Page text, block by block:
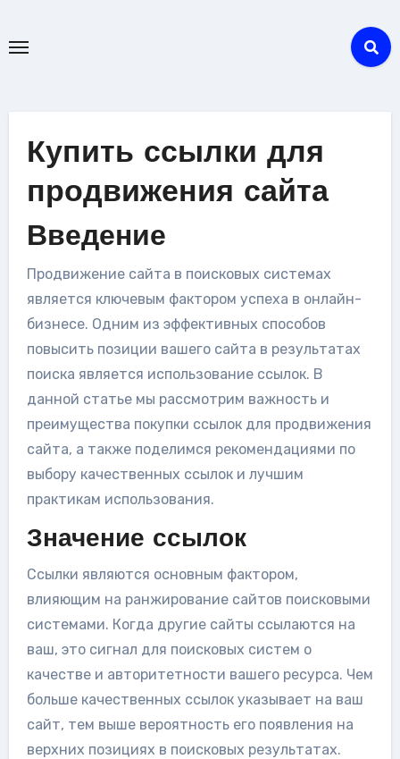
Купить ссылки для
продвижения сайта
Введение
Продвижение сайта в поисковых системах
является ключевым фактором успеха в онлайн-
бизнесе. Одним из эффективных способов
повысить позиции вашего сайта в результатах
поиска является использование ссылок. В
данной статье мы рассмотрим важность и
преимущества покупки ссылок для продвижения
сайта, а также поделимся рекомендациями по
выбору качественных ссылок и лучшим
практикам использования.
Значение ссылок
Ссылки являются основным фактором,
влияющим на ранжирование сайтов поисковыми
системами. Когда другие сайты ссылаются на
ваш, это сигнал для поисковых систем о
качестве и авторитетности вашего ресурса. Чем
больше качественных ссылок указывает на ваш
сайт, тем выше вероятность его появления на
верхних позициях в поисковых результатах.